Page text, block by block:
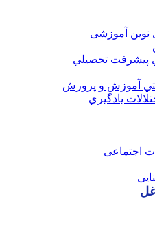
نوین آموزشی
پيشرفت تحصيلي
آموزش و پرورش
يادگيري
اجتماعی